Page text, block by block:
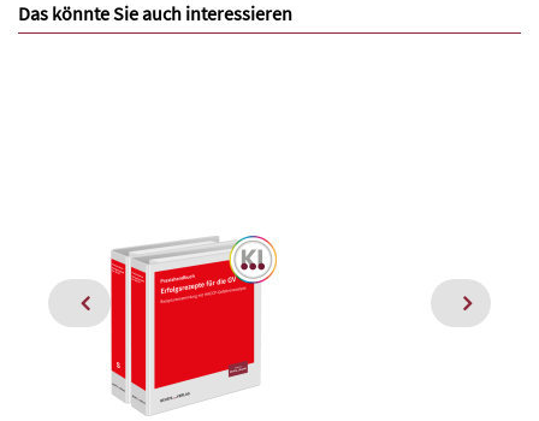
Das könnte Sie auch interessieren